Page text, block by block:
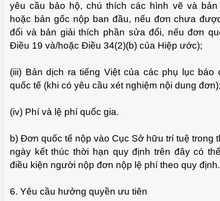
yêu cầu bảo hộ, chú thích các hình vẽ và
hoặc bản gốc nộp ban đầu, nếu đơn chưa
đổi và bản giải thích phần sửa đổi, nếu đơn
Điều 19 và/hoặc Điều 34(2)(b) của Hiệp ước);
(iii) Bản dịch ra tiếng Việt của các phụ lục báo
quốc tế (khi có yêu cầu xét nghiệm nội dung
(iv) Phí và lệ phí quốc gia.
b) Đơn quốc tế nộp vào Cục Sở hữu trí tuệ trong
ngày kết thúc thời hạn quy định trên đây có
điều kiện người nộp đơn nộp lệ phí theo quy định.
6. Yêu cầu hưởng quyền ưu tiên